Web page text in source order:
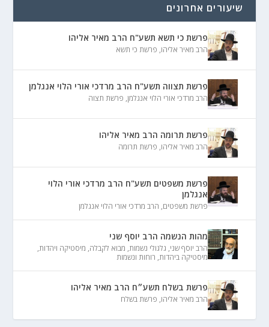
שיעורים אחרונים
פרשת כי תשא תשע"ח הרב מאיר אליהו
הרב מאיר אליהו, פרשת כי תשא
פרשת תצווה תשע"ח הרב מרדכי אורי הלוי אנגלמן
הרב מרדכי אורי הלוי אנגלמן, פרשת תצוה
פרשת תרומה הרב מאיר אליהו
הרב מאיר אליהו, פרשת תרומה
פרשת משפטים תשע"ח הרב מרדכי אורי הלוי
אנגלמן
פרשת משפטים, הרב מרדכי אורי הלוי אנגלמן
מהות הנשמה הרב יוסף שני
הרב יוסף שני, גלגולי נשמות, מבוא לקבלה, מיסטיקה ויהדות,
מיסטיקה ביהדות, רוחות ונשמות
פרשת בשלח תשע״ח הרב מאיר אליהו
הרב מאיר אליהו, פרשת בשלח